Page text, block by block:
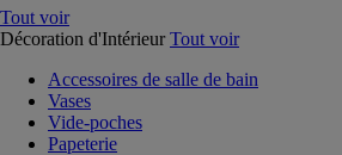
Tout voir
Décoration d'Intérieur Tout voir
Accessoires de salle de bain
Vases
Vide-poches
Papeterie